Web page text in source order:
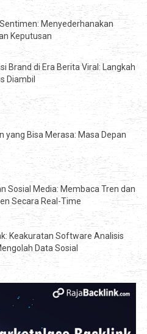
Menyederhanakan
Keputusan
Brand di Era Berita Viral: Langkah
Diambil
yang Bisa Merasa: Masa Depan
Sosial Media: Membaca Tren dan
Secara Real-Time
Keakuratan Software Analisis
Data Sosial